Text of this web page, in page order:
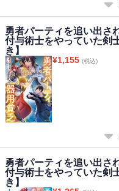
勇者パーティを追い出
付与術士をやっていた
き】
¥1,155 (税込)
勇者パーティを追い出
付与術士をやっていた
き】